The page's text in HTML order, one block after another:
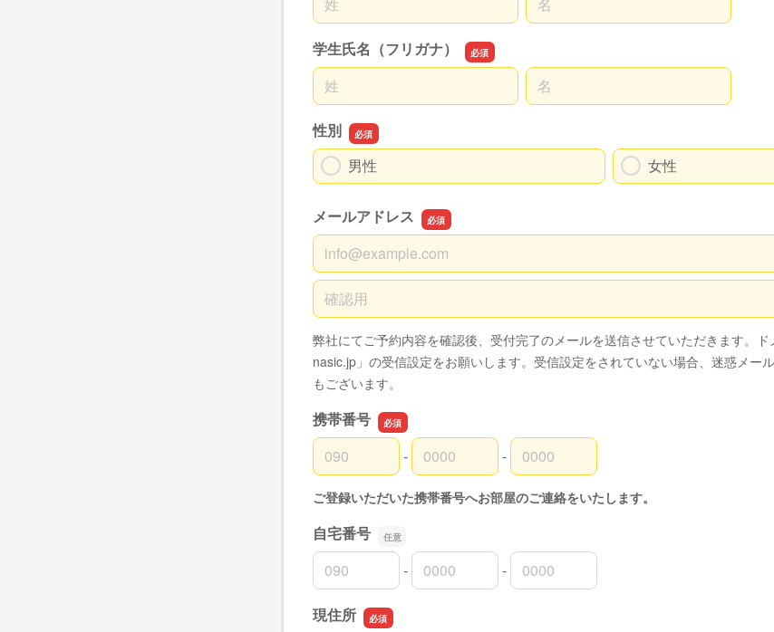
学生氏名（フリガナ）
名前の姓
名前の名
性別
男性
女性
メールアドレス
メールアドレス
メールアドレスの確認用
弊社にてご予約内容を確認後、受付完了のメールを送信させていただきます。
nasic.jp」の受信設定をお願いします。受信設定をされていない場合、迷惑メー
もございます。
携帯番号
携帯番号の市外局番
-
携帯番号の市内局番 -
携帯番号の加入者番号
ご登録いただいた携帯番号へお部屋のご連絡をいたします。
自宅番号
自宅番号の市外局番
-
自宅番号の市内局番 -
自宅番号の加入者番号
現住所